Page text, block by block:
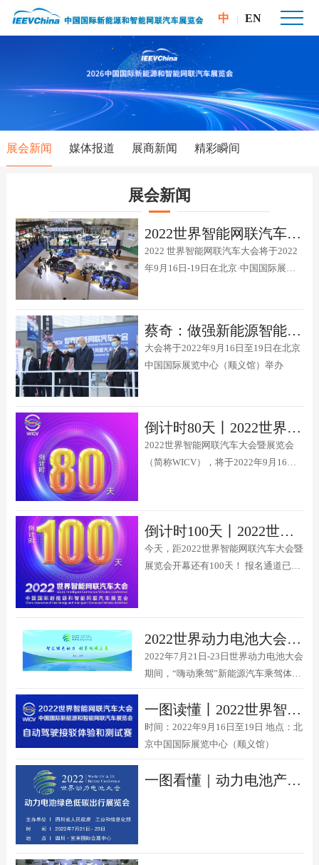
中 EN
展会新闻 媒体报道 展商新闻 精彩瞬间
展会新闻
2022世界智能网联汽车大会展览会9月如期举行
2022 世界智能网联汽车大会将于2022
年9月16日-19日在北京·中国国际展览
赛。
蔡奇：做强新能源智能汽车 办好智能网联汽车大会
大会将于2022年9月16日至19日在北京
中国国际展览中心（顺义馆）举办
倒计时80天丨2022世界智能网联汽车大会暨展览会之特别展示区
2022世界智能网联汽车大会暨展览会
（简称WICV），将于2022年9月16日
倒计时100天丨2022世界智能网联汽车大会暨展览会蓄势待发
今天，距2022世界智能网联汽车大会暨
展览会开幕还有100天！ 报名通道已开
2022世界动力电池大会新能源汽车乘驾体验｜等你来试
2022年7月21日-23日世界动力电池大会
期间，“嗨动乘驾”新能源汽车乘驾体验
演。
一图读懂丨2022世界智能网联汽车大会暨展览会自动驾驶接驳体验和测试赛
时间：2022年9月16日至19日 地点：北
京中国国际展览中心（顺义馆）
一图看懂｜动力电池产业链盛宴八道“美食”将迎八方客